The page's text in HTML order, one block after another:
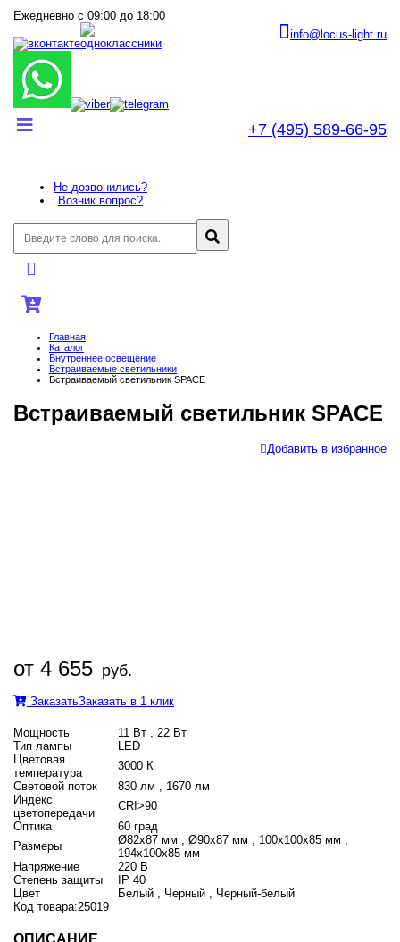
Ежедневно с 09:00 до 18:00
info@locus-light.ru
+7 (495) 589-66-95
Не дозвонились?
Возник вопрос?
Главная
Каталог
Внутреннее оcвещение
Встраиваемые светильники
Встраиваемый светильник SPACE
Встраиваемый светильник SPACE
Добавить в избранное
от 4 655 руб.
ЗаказатьЗаказать в 1 клик
Мощность
11 Вт , 22 Вт
Тип лампы
LED
Цветовая
температура
3000 К
Световой поток
830 лм , 1670 лм
Индекс
цветопередачи
CRI>90
Оптика
60 град
Размеры
Ø82х87 мм , Ø90х87 мм , 100x100x85 мм ,
194x100x85 мм
Напряжение
220 В
Степень защиты
IP 40
Цвет
Белый , Черный , Черный-белый
Код товара:25019